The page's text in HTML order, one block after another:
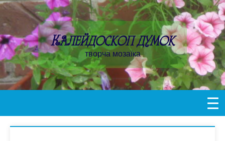
Пропустити
контент
Калейдоскоп думок
творча мозаїка